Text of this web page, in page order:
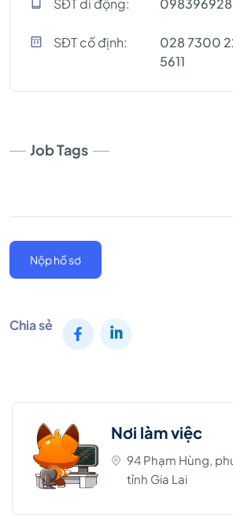
SĐT di động:
SĐT cố định:
028 7300
5611
Job Tags
Nộp hồ sơ
Chia sẻ
Nơi làm việc
94 Phạm Hùng,
tỉnh Gia Lai